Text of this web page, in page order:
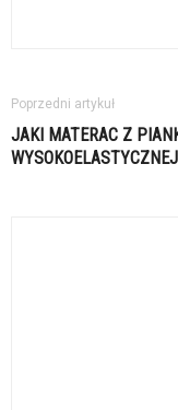
Poprzedni artykuł
JAKI MATERAC Z